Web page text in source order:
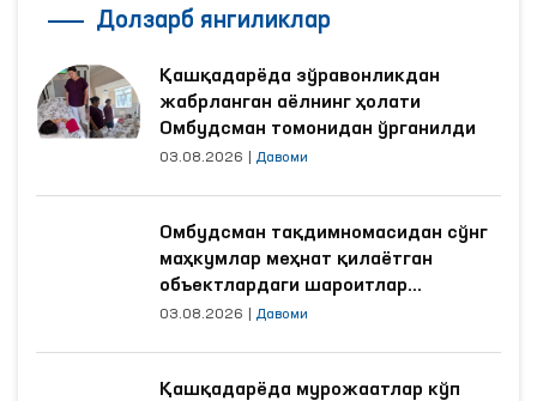
Долзарб янгиликлар
Қашқадарёда зўравонликдан
жабрланган аёлнинг ҳолати
Омбудсман томонидан ўрганилди
03.08.2026 Давоми
Омбудсман тақдимномасидан сўнг
маҳкумлар меҳнат қилаётган
объектлардаги шароитлар
яхшиланди
03.08.2026 Давоми
Қашқадарёда мурожаатлар кўп